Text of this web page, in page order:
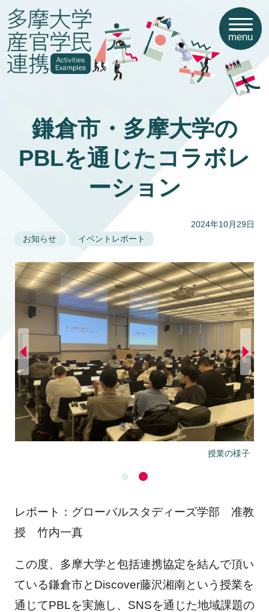
menu
鎌倉市・多摩大学の
PBLを通じたコラボレ
ーション
2024年10月29日
お知らせ
イベントレポート
授業の様子
レポート：グローバルスタディーズ学部 准教
授 竹内一真
この度、多摩大学と包括連携協定を結んで頂い
ている鎌倉市とDiscover藤沢湘南という授業を
通じてPBLを実施し、SNSを通じた地域課題の